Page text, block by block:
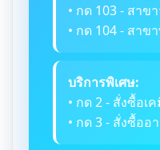
• กด 103 - สาข
• กด 104 - สาข
บริการพิเศษ:
• กด 2 - สั่งซื้อเ
• กด 3 - สั่งซื้ออ